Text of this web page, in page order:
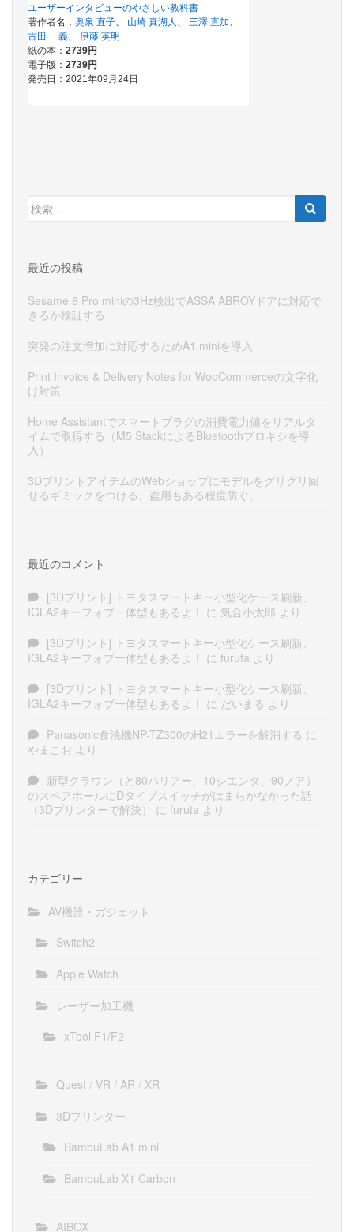
検
索:
最近の投稿
Sesame 6 Pro miniの3Hz検出でASSA ABROYドアに対応で
きるか検証する
突発の注文増加に対応するためA1 miniを導入
Print Invoice & Delivery Notes for WooCommerceの文字化
け対策
Home Assistantでスマートプラグの消費電力値をリアルタ
イムで取得する（M5 StackによるBluetoothプロキシを導
入）
3DプリントアイテムのWebショップにモデルをグリグリ回
せるギミックをつける。盗用もある程度防ぐ。
最近のコメント
[3Dプリント] トヨタスマートキー小型化ケース刷新、
IGLA2キーフォブ一体型もあるよ！ に 気合小太郎 より
[3Dプリント] トヨタスマートキー小型化ケース刷新、
IGLA2キーフォブ一体型もあるよ！ に furuta より
[3Dプリント] トヨタスマートキー小型化ケース刷新、
IGLA2キーフォブ一体型もあるよ！ に だいまる より
Panasonic食洗機NP-TZ300のH21エラーを解消する に
やまこお より
新型クラウン（と80ハリアー、10シエンタ、90ノア）
のスペアホールにDタイプスイッチがはまらかなかった話
（3Dプリンターで解決）
に furuta より
カテゴリー
AV機器・ガジェット
Switch2
Apple Watch
レーザー加工機
xTool F1/F2
Quest / VR / AR / XR
3Dプリンター
BambuLab A1 mini
BambuLab X1 Carbon
AIBOX